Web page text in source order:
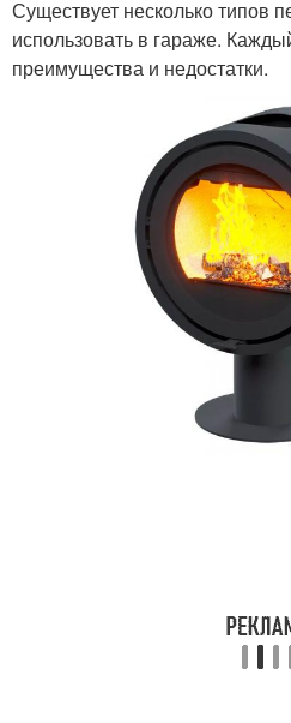
Существует несколько типов
использовать в гараже.
преимущества и недостатки.